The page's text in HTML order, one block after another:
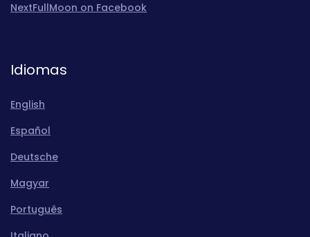
NextFullMoon on Facebook
Idiomas
English
Español
Deutsche
Magyar
Português